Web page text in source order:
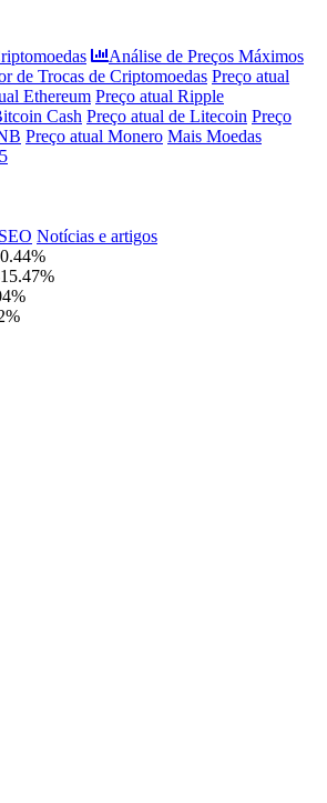
Análise de Preços Máximos
de Trocas de Criptomoedas Preço atual
Ethereum Preço atual Ripple
Cash Preço atual de Litecoin Preço
Preço atual Monero Mais Moedas
Notícias e artigos